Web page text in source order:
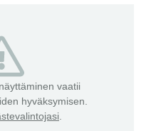
vaatii
hyväksymisen.